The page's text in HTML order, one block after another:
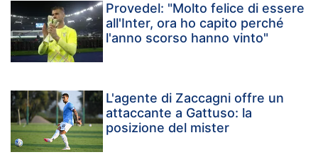
Provedel: "Molto felice di essere
all'Inter, ora ho capito perché
l'anno scorso hanno vinto"
L'agente di Zaccagni offre un
attaccante a Gattuso: la
posizione del mister